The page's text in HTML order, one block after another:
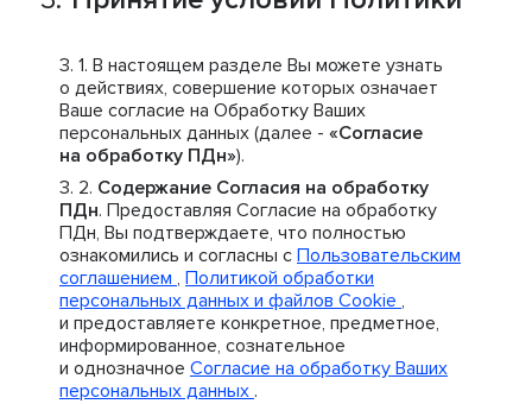
В настоящем разделе Вы можете узнать
о действиях, совершение которых означает
Ваше согласие на Обработку Ваших
персональных данных (далее - «Согласие
на обработку ПДн»).
Содержание Согласия на обработку
ПДн. Предоставляя Согласие на обработку
ПДн, Вы подтверждаете, что полностью
ознакомились и согласны с Пользовательским
соглашением , Политикой обработки
персональных данных и файлов Cookie ,
и предоставляете конкретное, предметное,
информированное, сознательное
и однозначное Согласие на обработку Ваших
персональных данных .